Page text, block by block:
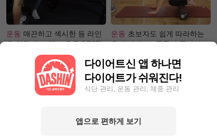
운동 매끈하고 섹시한 등 라인
을 위한 초보 헬스 운동 BEST!
운동 초보자도 쉽게 따라하는
홈 필라테스 - 폼롤러 종아리 알
다이어트신 앱 하나면
다이어트가 쉬워진다!
식단 관리, 운동 관리, 체중 관리
앱으로 편하게 보기